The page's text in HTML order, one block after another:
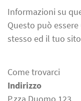
Informazioni su
Questo può
stesso ed il tuo
Come trovarci
Indirizzo
P.zza Duomo 123